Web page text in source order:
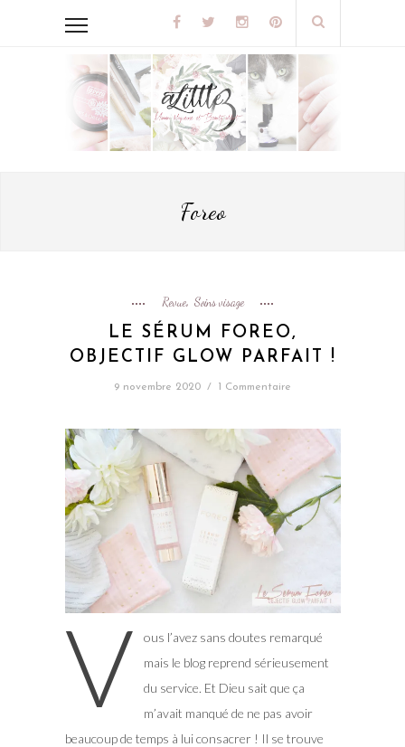
Foreo
Revue, Soins visage
LE SÉRUM FOREO,
OBJECTIF GLOW PARFAIT !
9 novembre 2020 / 1 Commentaire
V
ous l’avez sans doutes remarqué
mais le blog reprend sérieusement
du service. Et Dieu sait que ça
m’avait manqué de ne pas avoir
beaucoup de temps à lui consacrer ! Il se trouve